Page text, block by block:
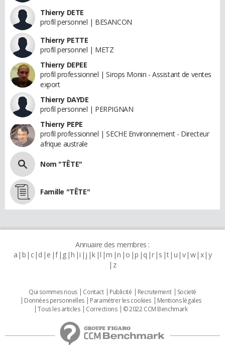
Thierry DETE
profil personnel | BESANCON
Thierry PETTE
profil personnel | METZ
Thierry DEPEE
profil professionnel | Sirops Monin - Assistant de ventes
export
Thierry DAYDE
profil personnel | PERPIGNAN
Thierry PEPE
profil professionnel | SECHE Environnement - Directeur
afrique australe
Nom "TÊTE"
Famille "TÊTE"
Annuaire des membres :
a b c d e f g h i j k l m n o p q r s t u v w x y
z
Qui sommes nous Contact Publicité Recrutement
Societé
Données personnelles
Paramétrer les cookies
Mentions légales
Tous les articles
Corrections © 2022 CCM Benchmark